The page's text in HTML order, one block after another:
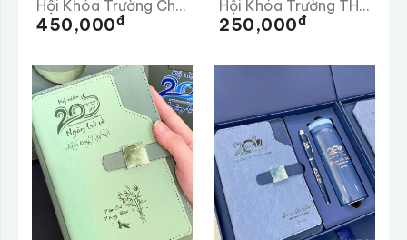
Hội Khóa Trường Chu Văn An 20 Năm Ngày Trở Về
450,000Đ
Hội Khóa Trường THCS Tần Quang Khải 20 Năm Trở Về Trường
250,000Đ